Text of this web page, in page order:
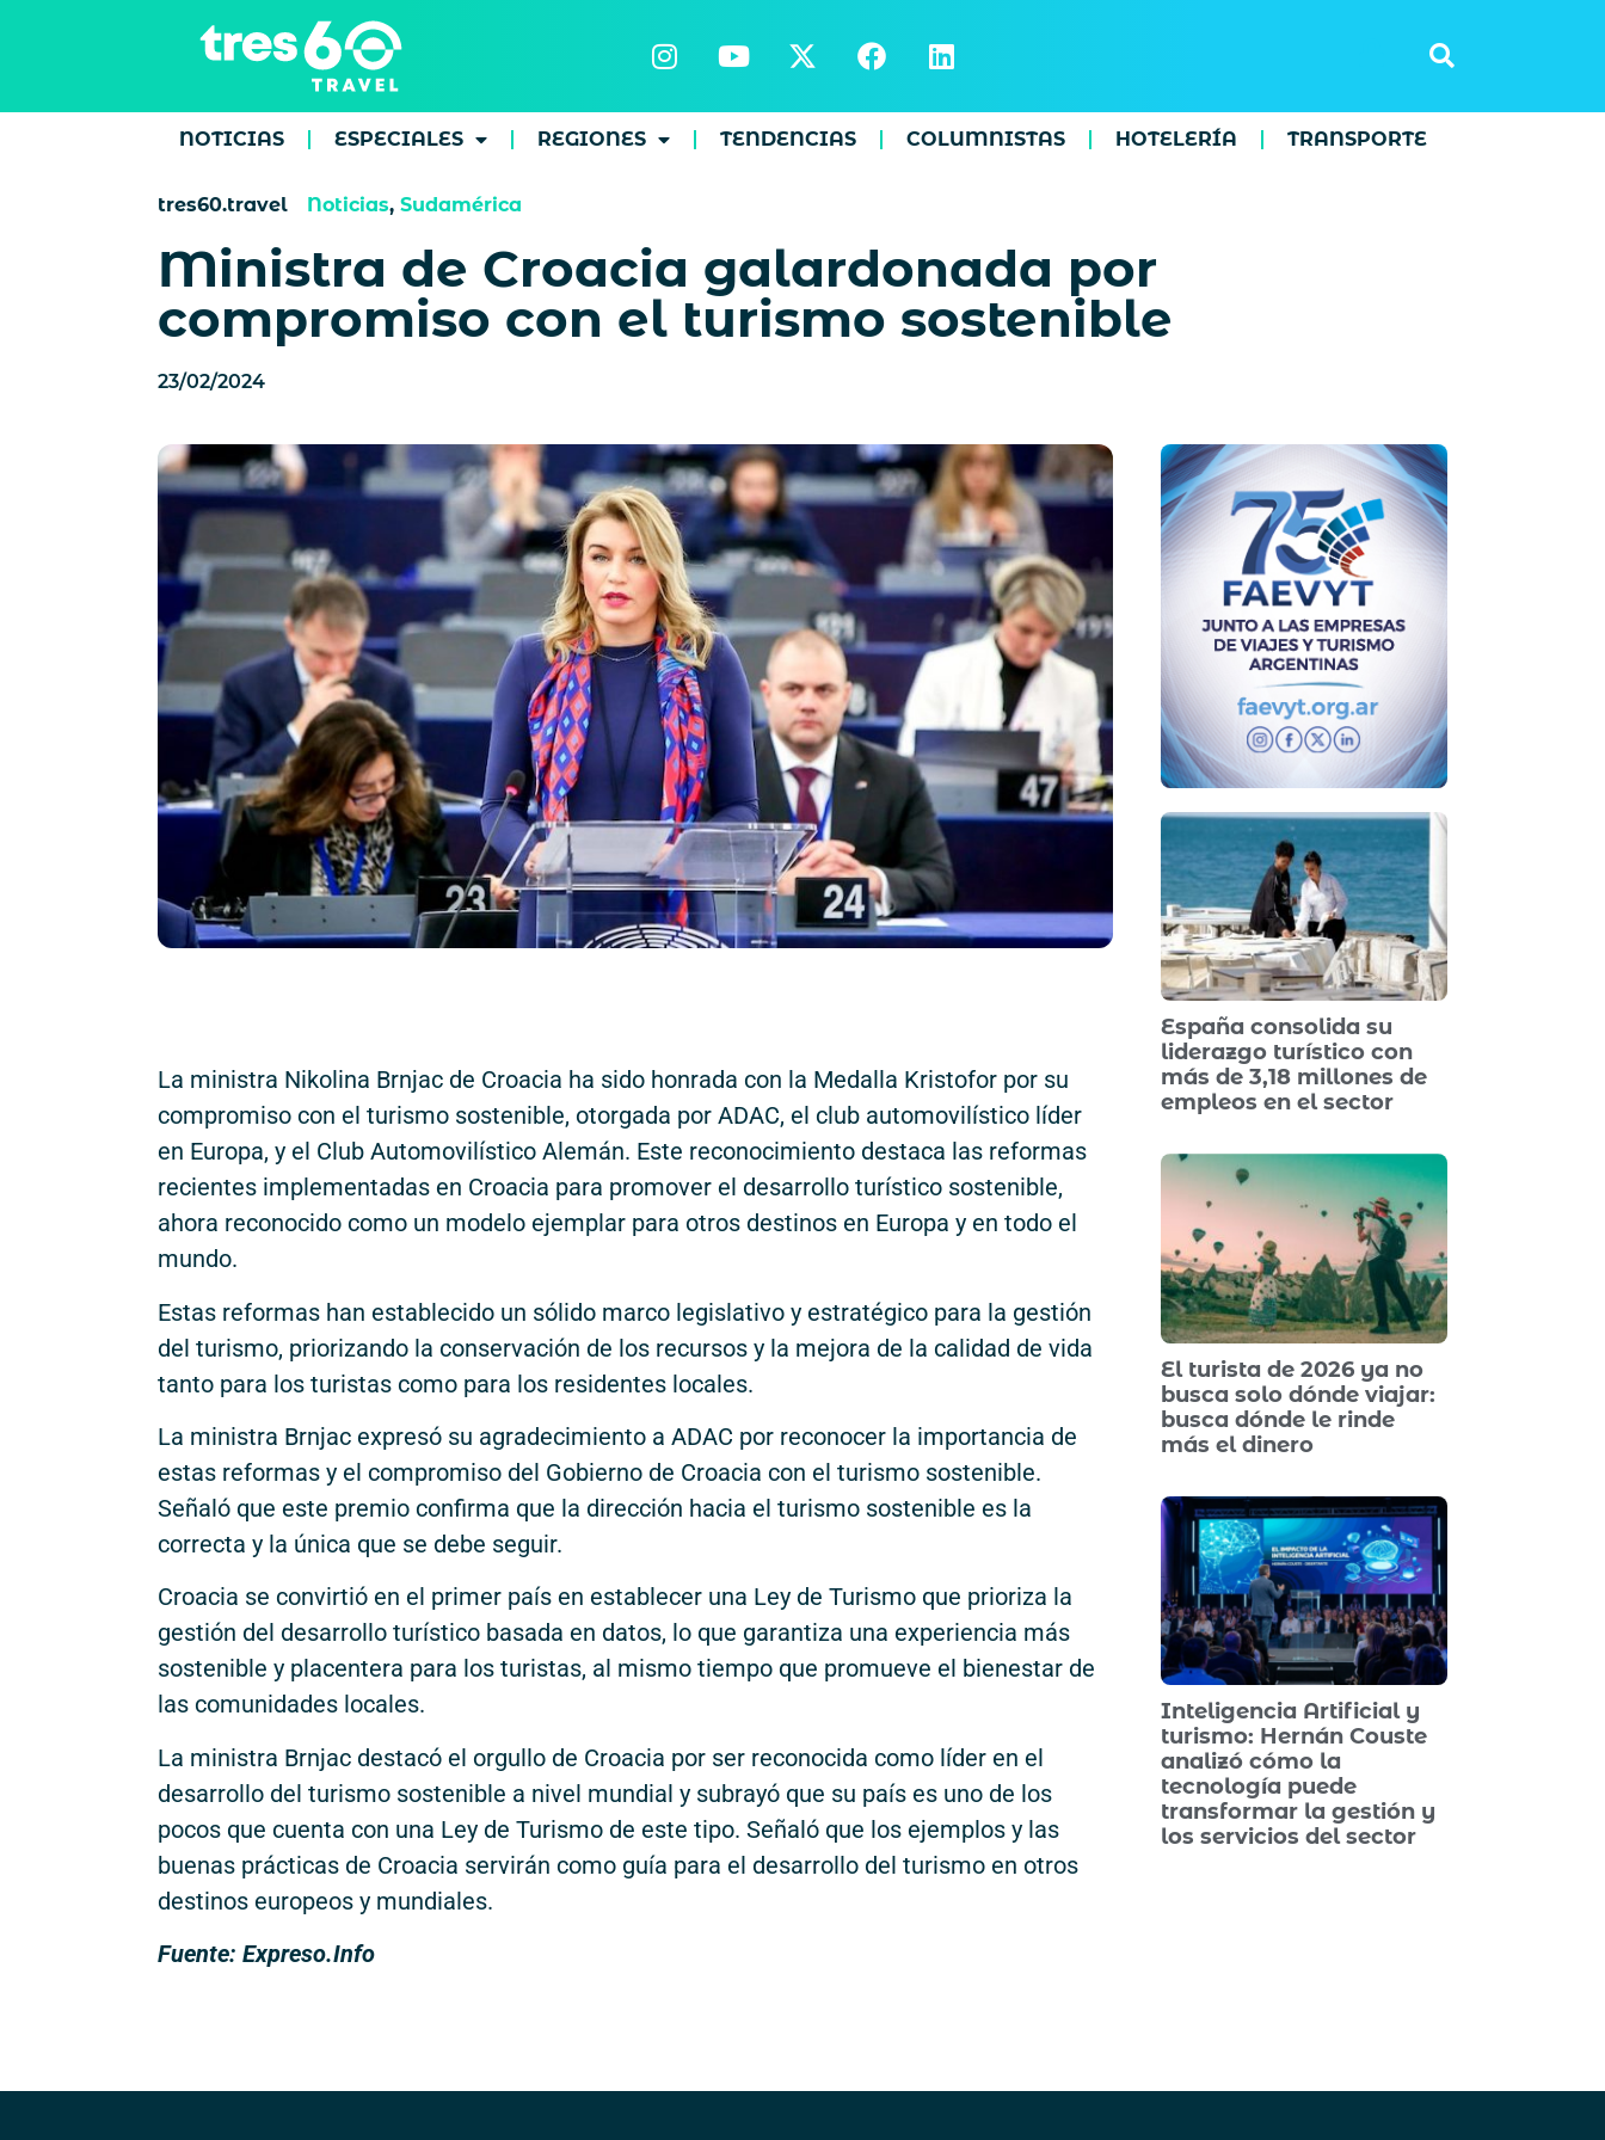
NOTICIAS ESPECIALES REGIONES TENDENCIAS COLUMNISTAS HOTELERÍA TRANSPORTE
tres60.travel Noticias, Sudamérica
Ministra de Croacia galardonada por
compromiso con el turismo sostenible
23/02/2024
La ministra Nikolina Brnjac de Croacia ha sido honrada con la Medalla Kristofor por su
compromiso con el turismo sostenible, otorgada por ADAC, el club automovilístico líder
en Europa, y el Club Automovilístico Alemán. Este reconocimiento destaca las reformas
recientes implementadas en Croacia para promover el desarrollo turístico sostenible,
ahora reconocido como un modelo ejemplar para otros destinos en Europa y en todo el
mundo.
Estas reformas han establecido un sólido marco legislativo y estratégico para la gestión
del turismo, priorizando la conservación de los recursos y la mejora de la calidad de vida
tanto para los turistas como para los residentes locales.
La ministra Brnjac expresó su agradecimiento a ADAC por reconocer la importancia de
estas reformas y el compromiso del Gobierno de Croacia con el turismo sostenible.
Señaló que este premio confirma que la dirección hacia el turismo sostenible es la
correcta y la única que se debe seguir.
Croacia se convirtió en el primer país en establecer una Ley de Turismo que prioriza la
gestión del desarrollo turístico basada en datos, lo que garantiza una experiencia más
sostenible y placentera para los turistas, al mismo tiempo que promueve el bienestar de
las comunidades locales.
La ministra Brnjac destacó el orgullo de Croacia por ser reconocida como líder en el
desarrollo del turismo sostenible a nivel mundial y subrayó que su país es uno de los
pocos que cuenta con una Ley de Turismo de este tipo. Señaló que los ejemplos y las
buenas prácticas de Croacia servirán como guía para el desarrollo del turismo en otros
destinos europeos y mundiales.
Fuente: Expreso.Info
España consolida su
liderazgo turístico con
más de 3,18 millones de
empleos en el sector
El turista de 2026 ya no
busca solo dónde viajar:
busca dónde le rinde
más el dinero
Inteligencia Artificial y
turismo: Hernán Couste
analizó cómo la
tecnología puede
transformar la gestión y
los servicios del sector